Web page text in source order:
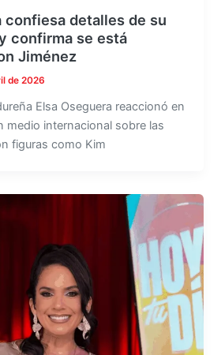
confiesa detalles de su
confirma se está
Jiménez
de 2026
Elsa Oseguera reaccionó en
medio internacional sobre las
figuras como Kim